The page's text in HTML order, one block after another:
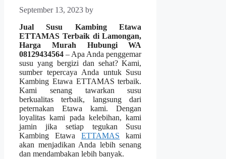
September 13, 2023 by
Jual Susu Kambing Etawa
ETTAMAS Terbaik di Lamongan,
Harga Murah Hubungi WA
08129434564 – Apa Anda penggemar
susu yang bergizi dan sehat? Kami,
sumber tepercaya Anda untuk Susu
Kambing Etawa ETTAMAS terbaik.
Kami senang tawarkan susu
berkualitas terbaik, langsung dari
peternakan Etawa kami. Dengan
loyalitas kami pada kelebihan, kami
jamin jika setiap tegukan Susu
Kambing EtawaETTAMAS kami
akan menjadikan Anda lebih senang
dan mendambakan lebih banyak.